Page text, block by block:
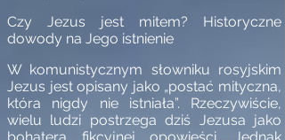
Czy Jezus jest mitem? Historyczne
dowody na Jego istnienie
W komunistycznym słowniku rosyjskim
Jezus jest opisany jako „postać mityczna,
która nigdy nie istniała”. Rzeczywiście,
wielu ludzi postrzega dziś Jezusa jako